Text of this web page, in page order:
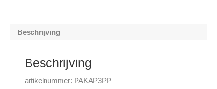
Beschrijving
Beschrijving
artikelnummer: PAKAP3PP